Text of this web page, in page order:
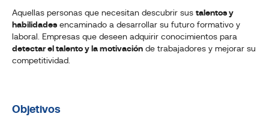
Aquellas personas que necesitan descubrir sus talentos y
habilidades encaminado a desarrollar su futuro formativo y
laboral. Empresas que deseen adquirir conocimientos para
detectar el talento y la motivación de trabajadores y mejorar su
competitividad.
Objetivos